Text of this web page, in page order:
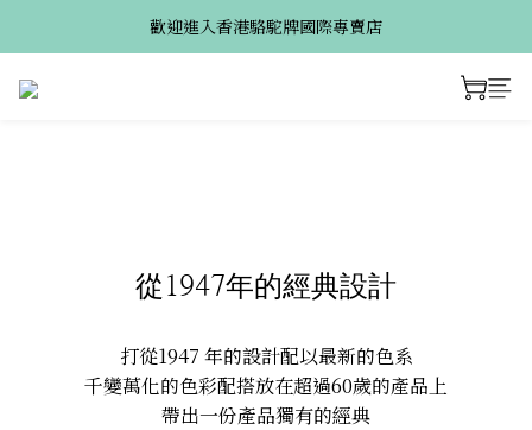
歡迎進入香港駱駝牌國際專賣店
從1947年的經典設計
打從1947 年的設計配以最新的色系
千變萬化的色彩配搭放在超過60歲的產品上
帶出一份產品獨有的經典